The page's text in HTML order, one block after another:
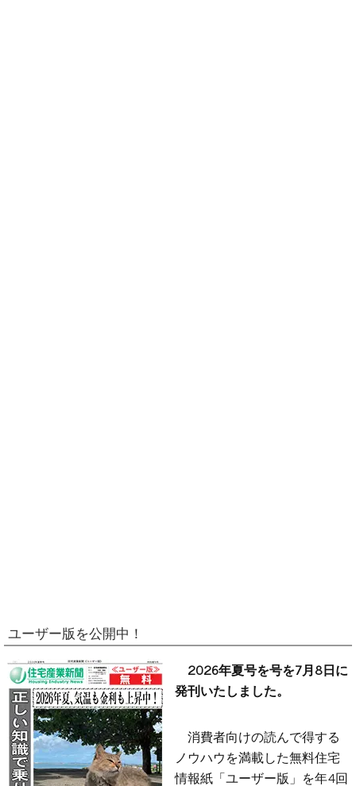
ユーザー版を公開中！
2026年夏号を号を7月8日に
発刊いたしました。
消費者向けの読んで得する
ノウハウを満載した無料住宅
情報紙「ユーザー版」を年4回